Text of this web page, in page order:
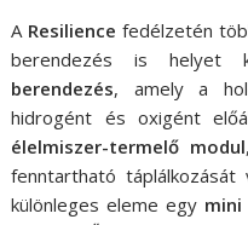
A Resilience fedélzetén
berendezés is helyet
berendezés, amely a
hidrogént és oxigént
élelmiszer-termelő modul
fenntartható
különleges eleme egy mini